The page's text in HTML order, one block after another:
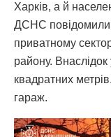
Харків, а й
ДСНС
приватному
району.
квадратних
гараж.